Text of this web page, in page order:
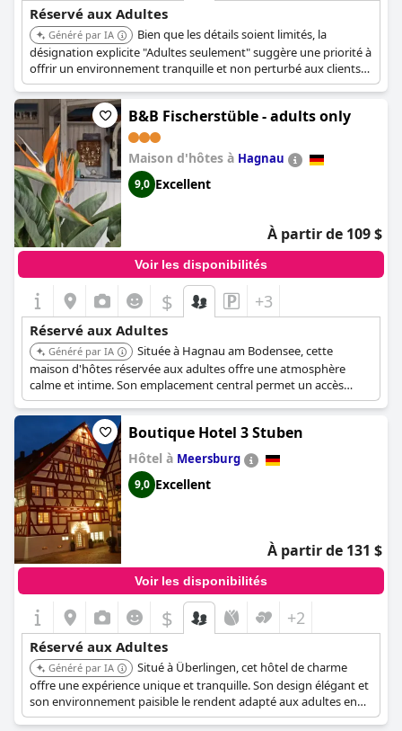
Réservé aux Adultes
Généré par IA
Bien que les détails soient limités, la
désignation explicite "Adultes seulement" suggère une priorité à
offrir un environnement tranquille et non perturbé aux clients
adultes, ce qui le rend adapté à ceux qui recherchent une
escapade paisible.
B&B Fischerstüble - adults only
Maison d'hôtes à Hagnau
9,0 Excellent
À partir de 109 $
Voir les disponibilités
$ +3
Réservé aux Adultes
Généré par IA
Située à Hagnau am Bodensee, cette
maison d'hôtes réservée aux adultes offre une atmosphère
calme et intime. Son emplacement central permet un accès
facile aux attractions de la ville, la rendant idéale pour une
escapade paisible.
Boutique Hotel 3 Stuben
Hôtel à Meersburg
9,0 Excellent
À partir de 131 $
Voir les disponibilités
$ +2
Réservé aux Adultes
Généré par IA
Situé à Überlingen, cet hôtel de charme
offre une expérience unique et tranquille. Son design élégant et
son environnement paisible le rendent adapté aux adultes en
quête d'une escapade relaxante.